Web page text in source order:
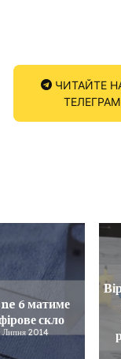
ЧИТАЙТЕ
ТЕЛЕГРАМ
6 матиме
скло
Липня 2014